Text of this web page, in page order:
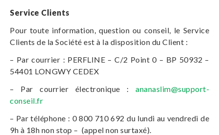
Service Clients
Pour toute information, question ou conseil, le Service
Clients de la Société est à la disposition du Client :
– Par courrier : PERFLINE – C/2 Point 0 – BP 50932 –
54401 LONGWY CEDEX
– Par courrier électronique : ananaslim@support-
conseil.fr
– Par téléphone : 0 800 710 692 du lundi au vendredi de
9h à 18h non stop – (appel non surtaxé).